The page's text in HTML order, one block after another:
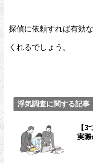
探偵に依頼すれば有効
くれるでしょう。
浮気調査に関する記事
【3
実際